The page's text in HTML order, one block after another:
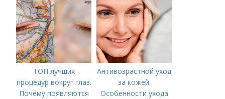
повышении
атмосферного
давления
ТОП лучших
процедур вокруг глаз.
Почему появляются
Антивозрастной уход
за кожей.
Особенности ухода